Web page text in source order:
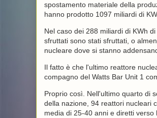
spostamento materiale della
hanno prodotto 1097 miliardi di
Nel caso dei 288 miliardi di KWh
sfruttati sono stati sfruttati, o
nucleare dove si stanno
Il fatto è che l'ultimo reattore
compagno del Watts Bar Unit 1
Proprio così. Nell'ultimo quarto di
della nazione, 94 reattori nucleari
media di 25-40 anni e diretti verso